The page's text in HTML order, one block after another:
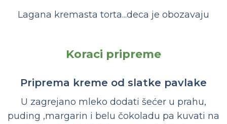
Lagana kremasta torta...deca je obozavaju
Koraci pripreme
Priprema kreme od slatke pavlake
U zagrejano mleko dodati šećer u prahu,
puding ,margarin i belu čokoladu pa kuvati na